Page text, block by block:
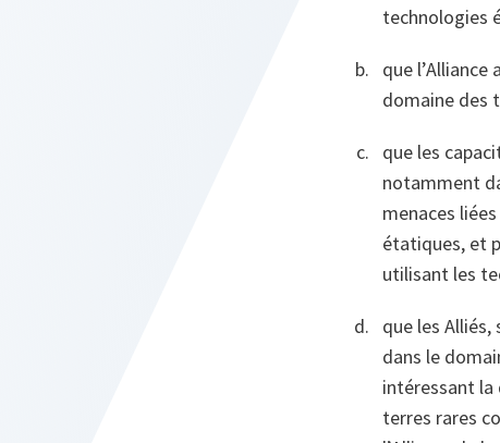
technologies
que
domaine des
que les
notamment
menaces
étatiques, et
utilisant les
que les
dans le
intéressant la
terres rares